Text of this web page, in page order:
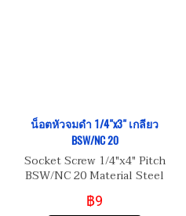
น็อตหัวจมดำ 1/4"x3" เกลียว
BSW/NC 20
Socket Screw 1/4"x4" Pitch
BSW/NC 20 Material Steel
เหล็กแข็งมาตรฐาน 8.8
฿9